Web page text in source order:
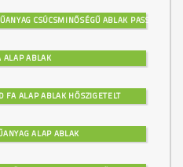
CSÚCSMINŐSÉGŰ ABLAK PASSZÍV
ALAP ABLAK
FA ALAP ABLAK HŐSZIGETELT
ALAP ABLAK